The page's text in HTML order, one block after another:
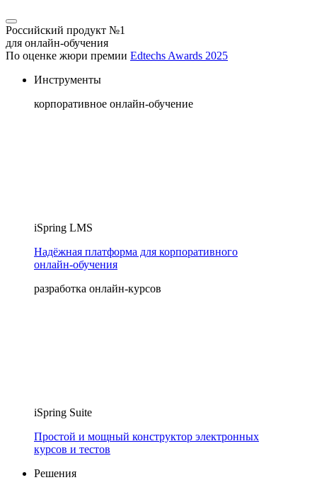
Российский продукт №1
для онлайн-обучения
По оценке жюри премии Edtechs Awards 2025
Инструменты
корпоративное онлайн-обучение
iSpring LMS
Надёжная платформа для корпоративного
онлайн‑обучения
разработка онлайн-курсов
iSpring Suite
Простой и мощный конструктор электронных
курсов и тестов
Решения